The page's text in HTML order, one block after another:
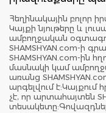
Հեղինակային բոլոր
Կայքի նյութերը և
ամբողջական
SHAMSHYAN.com-ի
SHAMSHYAN.com-ին
մասնակի կամ
առանց
արգելվում
չէ, որ արտահայտեն